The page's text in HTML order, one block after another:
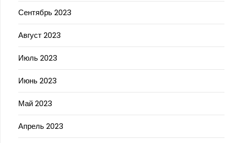
Сентябрь 2023
Август 2023
Июль 2023
Июнь 2023
Май 2023
Апрель 2023